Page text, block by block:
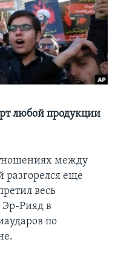
любой продукции
между
еще
весь
Эр-Рияд в
по